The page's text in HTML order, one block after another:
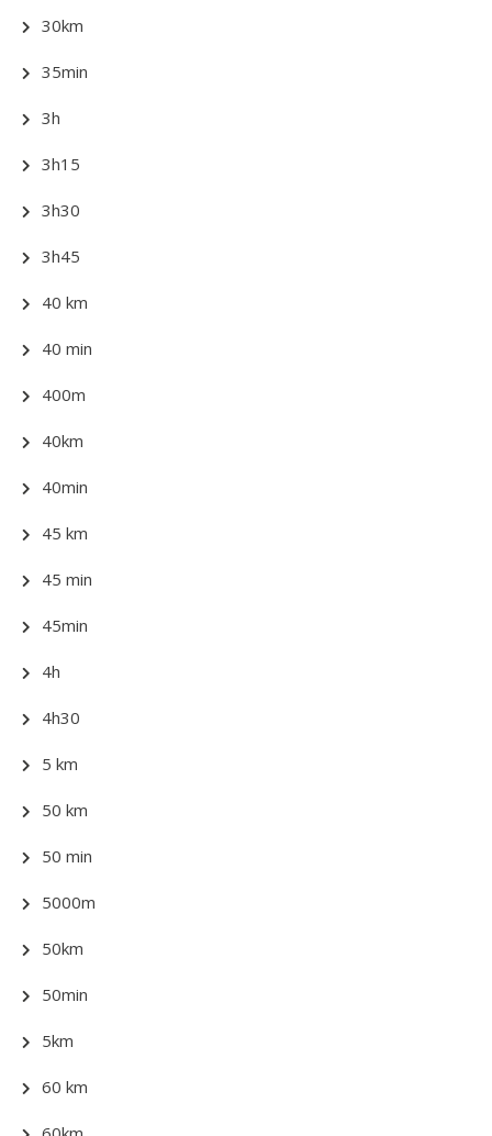
30km
35min
3h
3h15
3h30
3h45
40 km
40 min
400m
40km
40min
45 km
45 min
45min
4h
4h30
5 km
50 km
50 min
5000m
50km
50min
5km
60 km